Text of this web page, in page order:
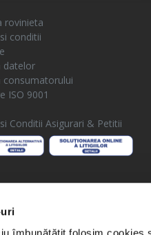
rovinieta
conditii
datelor
consumatorului
ISO 9001
Conditii Asigurari & Petitii